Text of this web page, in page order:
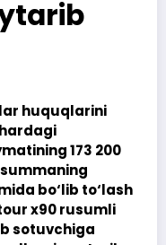
huquqlarini
173 200
summaning
bo‘lib to‘lash
x90 rusumli
sotuvchiga